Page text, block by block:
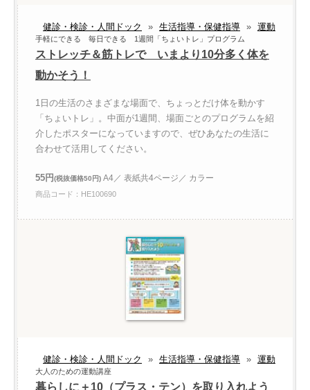
健診・検診・人間ドック » 生活指導・保健指導 » 運動
手軽にできる 毎日できる 1週間「ちょいトレ」プログラム
ストレッチ＆筋トレで いまより10分多く体を
動かそう！
1日の生活のさまざまな場面で、ちょっとだけ体を動かす
「ちょいトレ」。中面が1週間、場面ごとのプログラムを紹
介したポスターになっていますので、ぜひあなたの生活に
合わせて活用してください。
55円(税抜価格50円) A4／ 表紙共4ページ／ カラー
商品コード：HE100690
健診・検診・人間ドック » 生活指導・保健指導 » 運動
大人のための運動講座
暮らしに＋10（プラス・テン）を取り入れよう